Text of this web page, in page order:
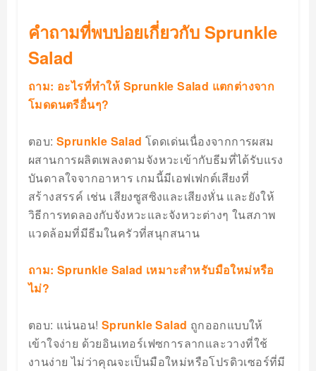
คำถามที่พบบ่อยเกี่ยวกับ Sprunkle
Salad
ถาม: อะไรที่ทำให้ Sprunkle Salad แตกต่างจาก
โมดดนตรีอื่นๆ?
ตอบ: Sprunkle Salad โดดเด่นเนื่องจากการผสม
ผสานการผลิตเพลงตามจังหวะเข้ากับธีมที่ได้รับแรง
บันดาลใจจากอาหาร เกมนี้มีเอฟเฟกต์เสียงที่
สร้างสรรค์ เช่น เสียงซูสซิงและเสียงหั่น และยังให้
วิธีการทดลองกับจังหวะและจังหวะต่างๆ ในสภาพ
แวดล้อมที่มีธีมในครัวที่สนุกสนาน
ถาม: Sprunkle Salad เหมาะสำหรับมือใหม่หรือ
ไม่?
ตอบ: แน่นอน! Sprunkle Salad ถูกออกแบบให้
เข้าใจง่าย ด้วยอินเทอร์เฟซการลากและวางที่ใช้
งานง่าย ไม่ว่าคุณจะเป็นมือใหม่หรือโปรดิวเซอร์ที่มี